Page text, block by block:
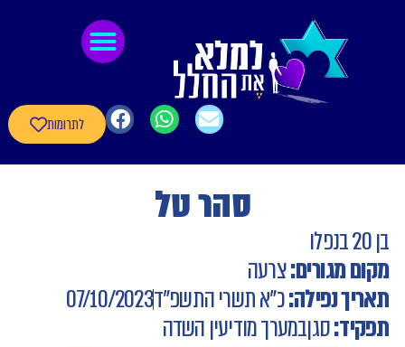
לתרומות
סהר טל
בן 20 בנפלו
מקום מגורים:צרעה
תאריך נפילה:כ"א תשרי התשפ"ד07/10/2023
תפקיד:סגןבמערך מודיעין השדה